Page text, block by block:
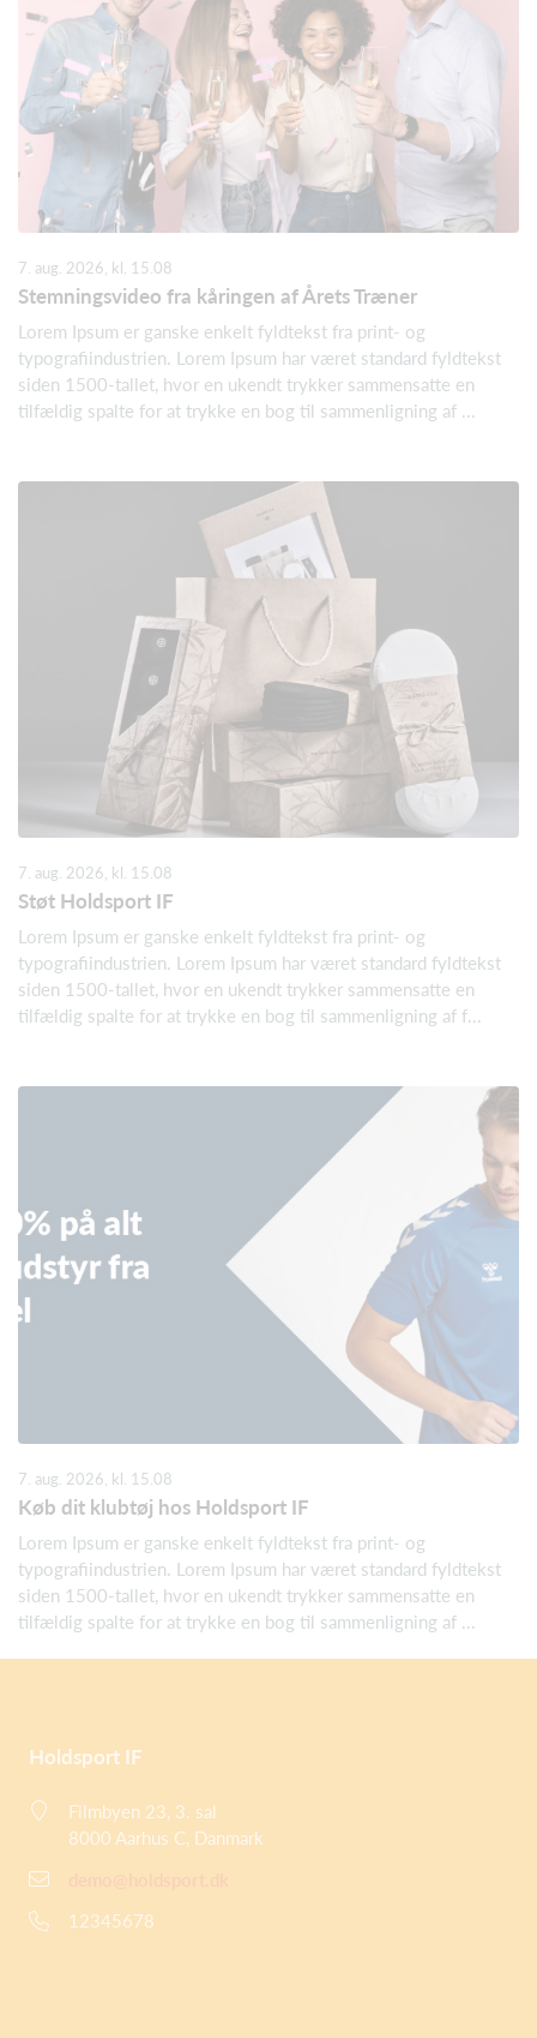
7. aug. 2026, kl. 15.08
Stemningsvideo fra kåringen af Årets Træner
Lorem Ipsum er ganske enkelt fyldtekst fra print- og
typografiindustrien. Lorem Ipsum har været standard fyldtekst
siden 1500-tallet, hvor en ukendt trykker sammensatte en
tilfældig spalte for at trykke en bog til sammenligning af ...
7. aug. 2026, kl. 15.08
Støt Holdsport IF
Lorem Ipsum er ganske enkelt fyldtekst fra print- og
typografiindustrien. Lorem Ipsum har været standard fyldtekst
siden 1500-tallet, hvor en ukendt trykker sammensatte en
tilfældig spalte for at trykke en bog til sammenligning af f...
7. aug. 2026, kl. 15.08
Køb dit klubtøj hos Holdsport IF
Lorem Ipsum er ganske enkelt fyldtekst fra print- og
typografiindustrien. Lorem Ipsum har været standard fyldtekst
siden 1500-tallet, hvor en ukendt trykker sammensatte en
tilfældig spalte for at trykke en bog til sammenligning af ...
Holdsport IF
Filmbyen 23, 3. sal
8000 Aarhus C, Danmark
12345678